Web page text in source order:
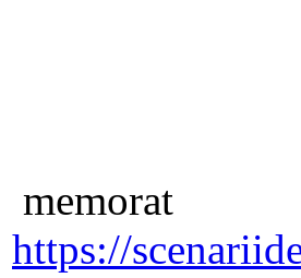
memorat
https://